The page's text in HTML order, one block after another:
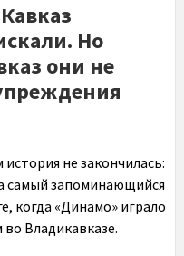
Но
они не
не закончилась:
самый запоминающийся
когда «Динамо» играло
Владикавказе.